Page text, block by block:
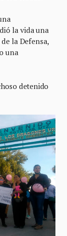
la vida una
la Defensa,
una
detenido